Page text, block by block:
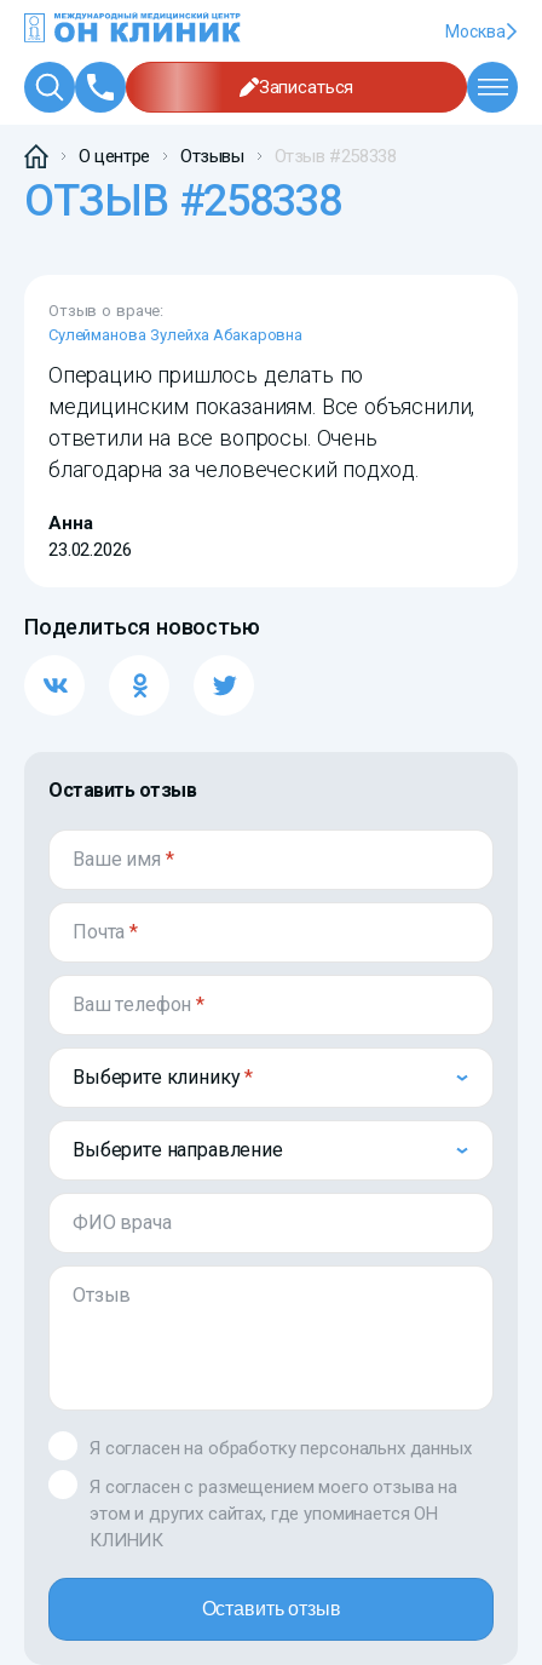
Москва
Записаться
О центре Отзывы Отзыв #258338
ОТЗЫВ #258338
Отзыв о враче:
Сулейманова Зулейха Абакаровна
Операцию пришлось делать по
медицинским показаниям. Все объяснили,
ответили на все вопросы. Очень
благодарна за человеческий подход.
Анна
23.02.2026
Поделиться новостью
Оставить отзыв
Ваше имя *
Почта*
Ваш телефон*
Выберите клинику
Выберите направление
ФИО врача
Отзыв
Я согласен на обработку персональнх данных
Я согласен с размещением моего отзыва на
этом и других сайтах, где упоминается ОН
КЛИНИК
Оставить отзыв